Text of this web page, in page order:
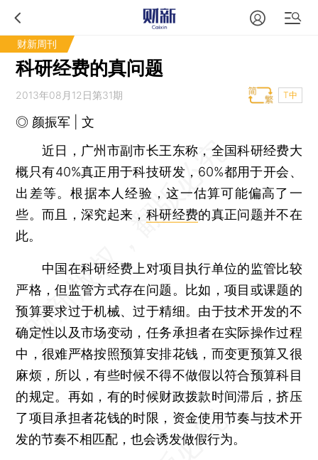
财新周刊
科研经费的真问题
2013年08月12日第31期 T中
◎ 颜振军 | 文
近日，广州市副市长王东称，全国科研经费大
概只有40%真正用于科技研发，60%都用于开会、
出差等。根据本人经验，这一估算可能偏高了一
些。而且，深究起来， 科研经费的真正问题并不在
此。
中国在科研经费上对项目执行单位的监管比较
严格，但监管方式存在问题。比如，项目或课题的
预算要求过于机械、过于精细。由于技术开发的不
确定性以及市场变动，任务承担者在实际操作过程
中，很难严格按照预算安排花钱，而变更预算又很
麻烦，所以，有些时候不得不做假以符合预算科目
的规定。再如，有的时候财政拨款时间滞后，挤压
了项目承担者花钱的时限，资金使用节奏与技术开
发的节奏不相匹配，也会诱发做假行为。